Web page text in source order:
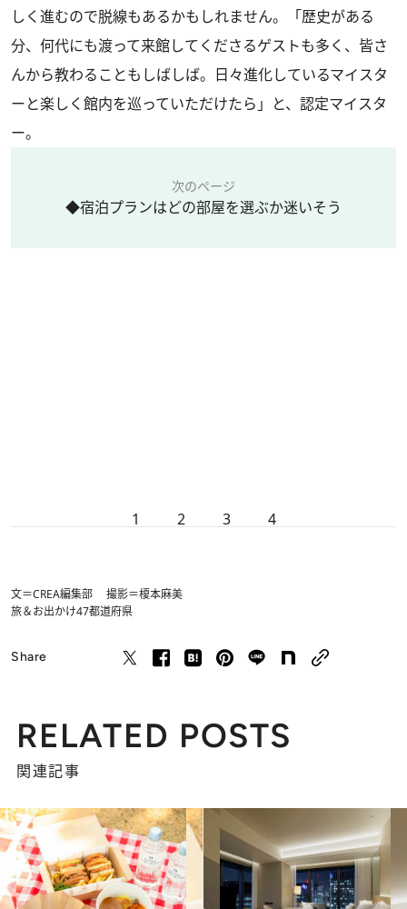
しく進むので脱線もあるかもしれません。「歴史がある
分、何代にも渡って来館してくださるゲストも多く、皆さ
んから教わることもしばしば。日々進化しているマイスタ
ーと楽しく館内を巡っていただけたら」と、認定マイスタ
ー。
次のページ
◆宿泊プランはどの部屋を選ぶか迷いそう
1 2 3 4
文＝CREA編集部 撮影＝榎本麻美
旅＆お出かけ47都道府県
Share
RELATED POSTS
関連記事